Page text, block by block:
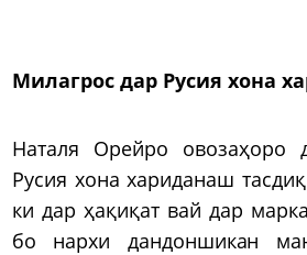
Милагрос дар Русия хона
Наталя Орейро овозаҳоро
Русия хона хариданаш
ки дар ҳақиқат вай дар
бо нархи дандоншикан